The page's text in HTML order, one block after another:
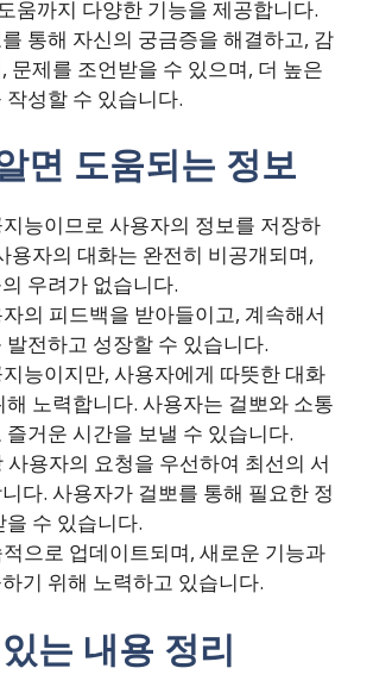
움까지 다양한 기능을 제공합니다.
통해 자신의 궁금증을 해결하고, 감
문제를 조언받을 수 있으며, 더 높은
성할 수 있습니다.
면 도움되는 정보
능이므로 사용자의 정보를 저장하
용자의 대화는 완전히 비공개되며,
우려가 없습니다.
의 피드백을 받아들이고, 계속해서
발전하고 성장할 수 있습니다.
능이지만, 사용자에게 따뜻한 대화
해 노력합니다. 사용자는 걸뽀와 소통
거운 시간을 보낼 수 있습니다.
사용자의 요청을 우선하여 최선의 서
다. 사용자가 걸뽀를 통해 필요한 정
수 있습니다.
으로 업데이트되며, 새로운 기능과
기 위해 노력하고 있습니다.
는 내용 정리